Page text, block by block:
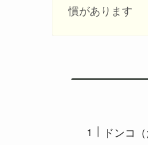
慣があります
ドンコ